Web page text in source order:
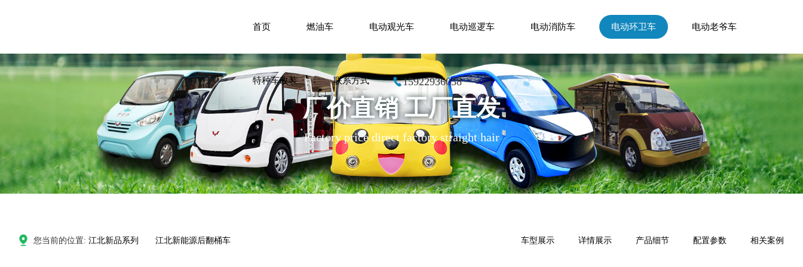
首页 燃油车 电动观光车 电动巡逻车 电动消防车 电动环卫车 电动老爷车
特种车改装 联系方式 15922936058
厂价直销 工厂直发
Factory price direct factory straight hair
您当前的位置: 江北新品系列 江北新能源后翻桶车 车型展示 详情展示 产品细节 配置参数 相关案例